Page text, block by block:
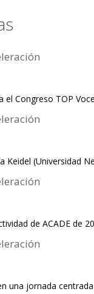
Congreso TOP
Keidel (Universidad
de ACADE de
una jornada